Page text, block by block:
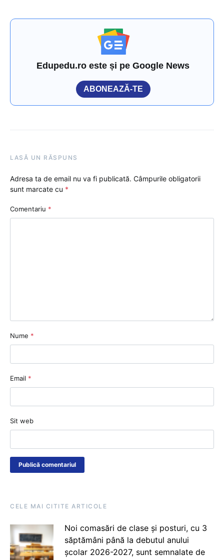
Edupedu.ro este și pe Google News
ABONEAZĂ-TE
LASĂ UN RĂSPUNS
Adresa ta de email nu va fi publicată. Câmpurile obligatorii
sunt marcate cu *
Comentariu *
Nume *
Email *
Sit web
CELE MAI CITITE ARTICOLE
Noi comasări de clase și posturi, cu 3
săptămâni până la debutul anului
școlar 2026-2027, sunt semnalate de